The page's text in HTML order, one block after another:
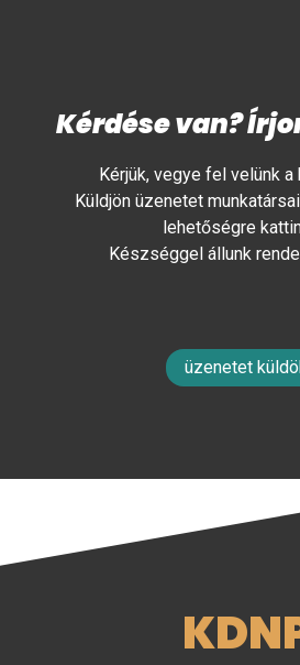
Kérdése van?
Kérjük, vegye fel velünk
Küldjön üzenetet
lehetőségre
Készséggel állunk
üzenetet